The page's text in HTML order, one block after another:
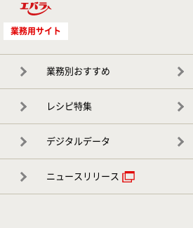
業務用サイト
業務別おすすめ
レシピ特集
デジタルデータ
ニュースリリース